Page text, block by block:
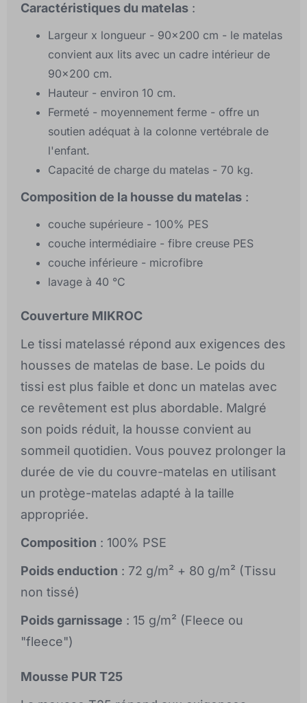
Caractéristiques du matelas :
Largeur x longueur - 90x200 cm - le matelas
convient aux lits avec un cadre intérieur de
90x200 cm.
Hauteur - environ 10 cm.
Fermeté - moyennement ferme - offre un
soutien adéquat à la colonne vertébrale de
l'enfant.
Capacité de charge du matelas - 70 kg.
Composition de la housse du matelas :
couche supérieure - 100% PES
couche intermédiaire - fibre creuse PES
couche inférieure - microfibre
lavage à 40 °C
Couverture MIKROC
Le tissi matelassé répond aux exigences des
housses de matelas de base. Le poids du
tissi est plus faible et donc un matelas avec
ce revêtement est plus abordable. Malgré
son poids réduit, la housse convient au
sommeil quotidien. Vous pouvez prolonger la
durée de vie du couvre-matelas en utilisant
un protège-matelas adapté à la taille
appropriée.
Composition : 100% PSE
Poids enduction : 72 g/m² + 80 g/m² (Tissu
non tissé)
Poids garnissage : 15 g/m² (Fleece ou
"fleece")
Mousse PUR T25